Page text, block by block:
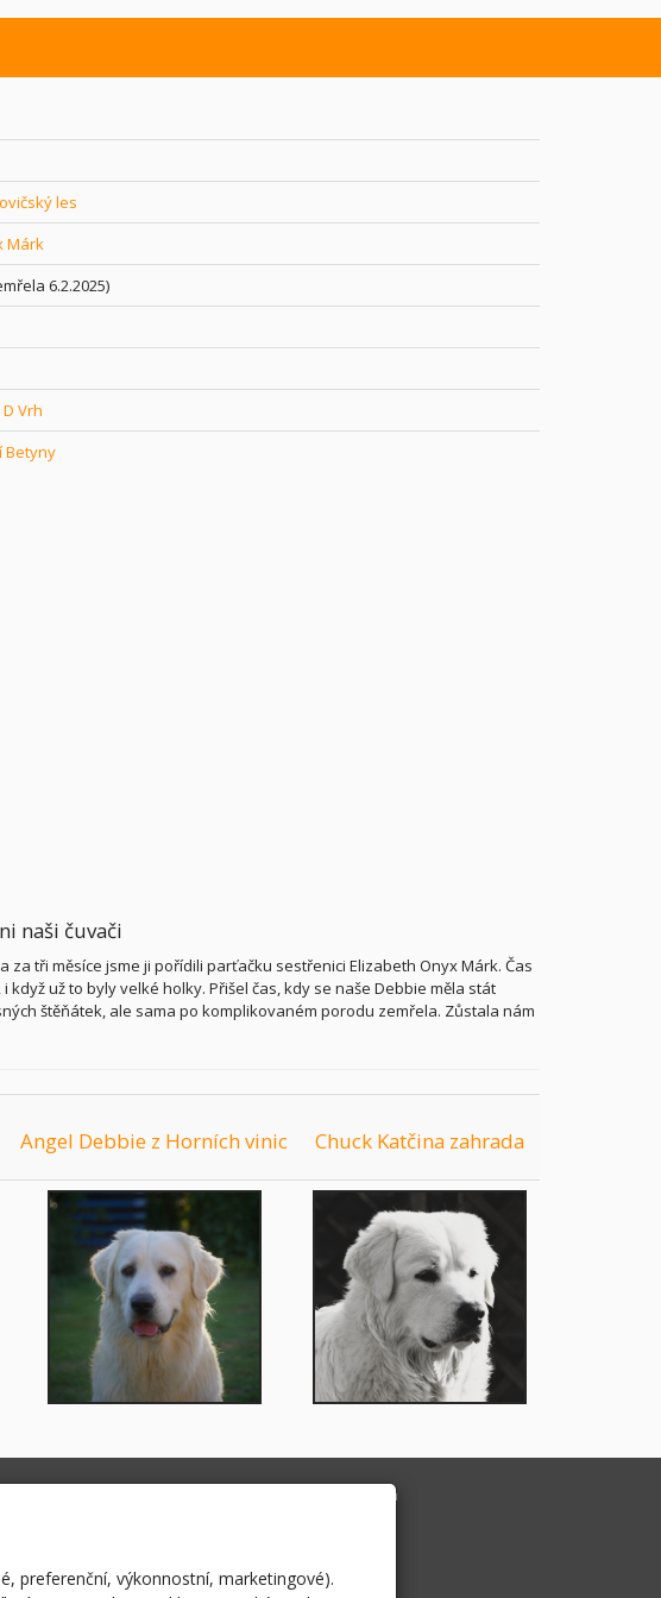
les
Márk
6.2.2025)
D Vrh
Betyny
naši čuvači
tři měsíce jsme ji pořídili parťačku sestřenici Elizabeth Onyx Márk. Čas
už to byly velké holky. Přišel čas, kdy se naše Debbie měla stát
štěňátek, ale sama po komplikovaném porodu zemřela. Zůstala nám
Angel Debbie z Horních vinic Chuck Katčina zahrada
Papillon
preferenční, výkonnostní, marketingové).